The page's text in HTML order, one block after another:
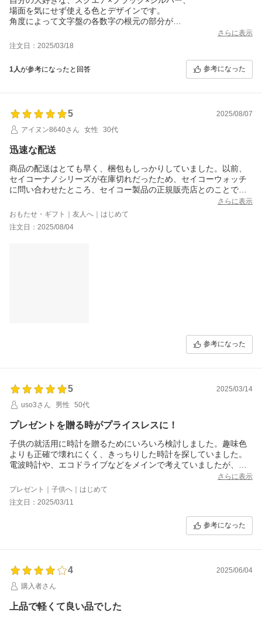
場面を気にせず使える色とデザインです。
角度によって文字盤の各数字の根元の部分が
届いて早速革ベルトに革クリームを塗り、少し柔らかく
何かあれば実店舗での対応も可能とのことで非常に安心です。
さらに表示
注文日：2025/03/18
1人が参考になったと回答 参考になった
5
2025/08/07
アイヌン8640さん
女性 30代
迅速な配送
商品の配送はとても早く、梱包もしっかりしていました。以前、
セイコーナノシリーズが在庫切れだったため、セイコーウォッチ
に問い合わせたところ、セイコー製品の正規販売店とのことでし
た。届いた商品には非常に満足しています。ありがとうございま
す。
さらに表示
おもたせ・ギフト｜友人へ｜はじめて
注文日：2025/08/04
参考になった
5
2025/03/14
uso3さん
男性 50代
プレゼントを贈る時がプライスレスに！
子供の就活用に時計を贈るためにいろいろ検討しました。趣味色
よりも正確で壊れにくく、きっちりした時計を探していました。
電波時計や、エコドライブなどをメインで考えていましたが、本
人とも相談して、一番気に入ったデザインの本商品にしました。
実物を見ると、とても落ち着いていてカッコいい！かなり軽くて
使い勝手もよいそうです。本人も大満足でした。セイコーのクオ
ーツが正確なのは、私も何本も使ってわかっていますから、今回
は電波機能よりデザイン優先で正解ですね。この商品は、品薄な
のか、Amazonやヨドバシ.comでも入手できなかったので、楽天
さらに表示
プレゼント｜子供へ｜はじめて
注文日：2025/03/11
参考になった
4
2025/06/04
購入者さん
上品で軽くて良い品でした